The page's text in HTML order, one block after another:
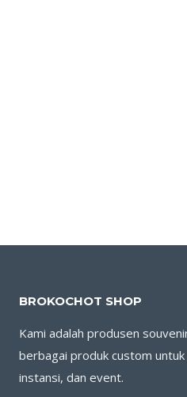
BROKOCHOT SHOP
Kami adalah produsen
berbagai produk custom
instansi, dan event.